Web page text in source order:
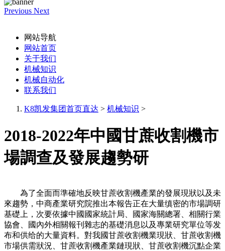
Previous Next
网站导航
网站首页
关于我们
机械知识
机械自动化
联系我们
K8凯发集团首页直达 > 机械知识 >
2018-2022年中國甘蔗收割機市
場調查及發展趨勢研
為了全面而準確地反映甘蔗收割機產業的發展現狀以及未
來趨勢，中商產業研究院推出本報告正在大量缜密的市場調研
基礎上，次要依據中國國家統計局、國家海關總署、相關行業
協會、國內外相關報刊雜志的基礎消息以及專業研究單位等发
布和供给的大量資料。對我國甘蔗收割機業現狀、甘蔗收割機
市場供需狀況、甘蔗收割機產業鏈現狀、甘蔗收割機沉點企業